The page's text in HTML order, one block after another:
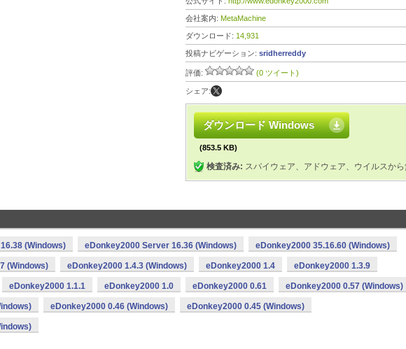
会社案内: MetaMachine
ダウンロード: 14,931
投稿ナビゲーション: sridherreddy
評価: (0 ツイート)
シェア:
ダウンロード Windows
(853.5 KB)
検査済み: スパイウェア、アドウェア、ウイルスか
(Windows) eDonkey2000 Server 16.36 (Windows) eDonkey2000 35.16.60 (Windows)
(Windows) eDonkey2000 1.4.3 (Windows) eDonkey2000 1.4 eDonkey2000 1.3.9
eDonkey2000 1.1.1 eDonkey2000 1.0 eDonkey2000 0.61 eDonkey2000 0.57 (Windows)
eDonkey2000 0.46 (Windows) eDonkey2000 0.45 (Windows)